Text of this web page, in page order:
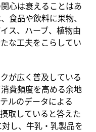
心は衰えることはあ
食品や飲料に果物、
ス、ハーブ、植物由
な工夫をこらしてい
が広く普及している
費頻度を高める余地
ルのデータによる
取していると答えた
し、牛乳・乳製品を